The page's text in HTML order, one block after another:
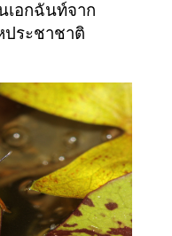
เอกฉันท์จาก
ระชาชาติ